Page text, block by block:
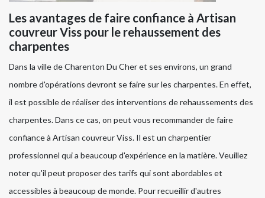
Les avantages de faire confiance à Artisan
couvreur Viss pour le rehaussement des
charpentes
Dans la ville de Charenton Du Cher et ses environs, un grand
nombre d'opérations devront se faire sur les charpentes. En effet,
il est possible de réaliser des interventions de rehaussements des
charpentes. Dans ce cas, on peut vous recommander de faire
confiance à Artisan couvreur Viss. Il est un charpentier
professionnel qui a beaucoup d'expérience en la matière. Veuillez
noter qu'il peut proposer des tarifs qui sont abordables et
accessibles à beaucoup de monde. Pour recueillir d'autres